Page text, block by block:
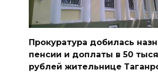
Прокуратура добилась
пенсии и доплаты в 50
рублей жительнице